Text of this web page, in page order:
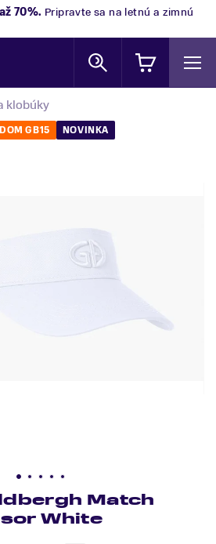
70%. Pripravte sa na letnú a zimnú
klobúky
GB15 NOVINKA
Match
White